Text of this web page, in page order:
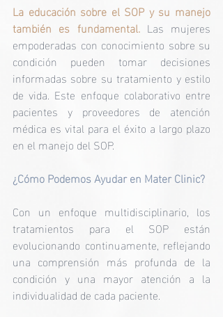
La educación sobre el SOP y su manejo
también es fundamental. Las mujeres
empoderadas con conocimiento sobre su
condición pueden tomar decisiones
informadas sobre su tratamiento y estilo
de vida. Este enfoque colaborativo entre
pacientes y proveedores de atención
médica es vital para el éxito a largo plazo
en el manejo del SOP.
¿Cómo Podemos Ayudar en Mater Clinic?
Con un enfoque multidisciplinario, los
tratamientos para el SOP están
evolucionando continuamente, reflejando
una comprensión más profunda de la
condición y una mayor atención a la
individualidad de cada paciente.